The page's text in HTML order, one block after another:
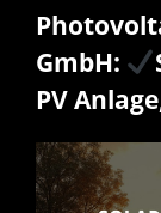
GmbH:
PV